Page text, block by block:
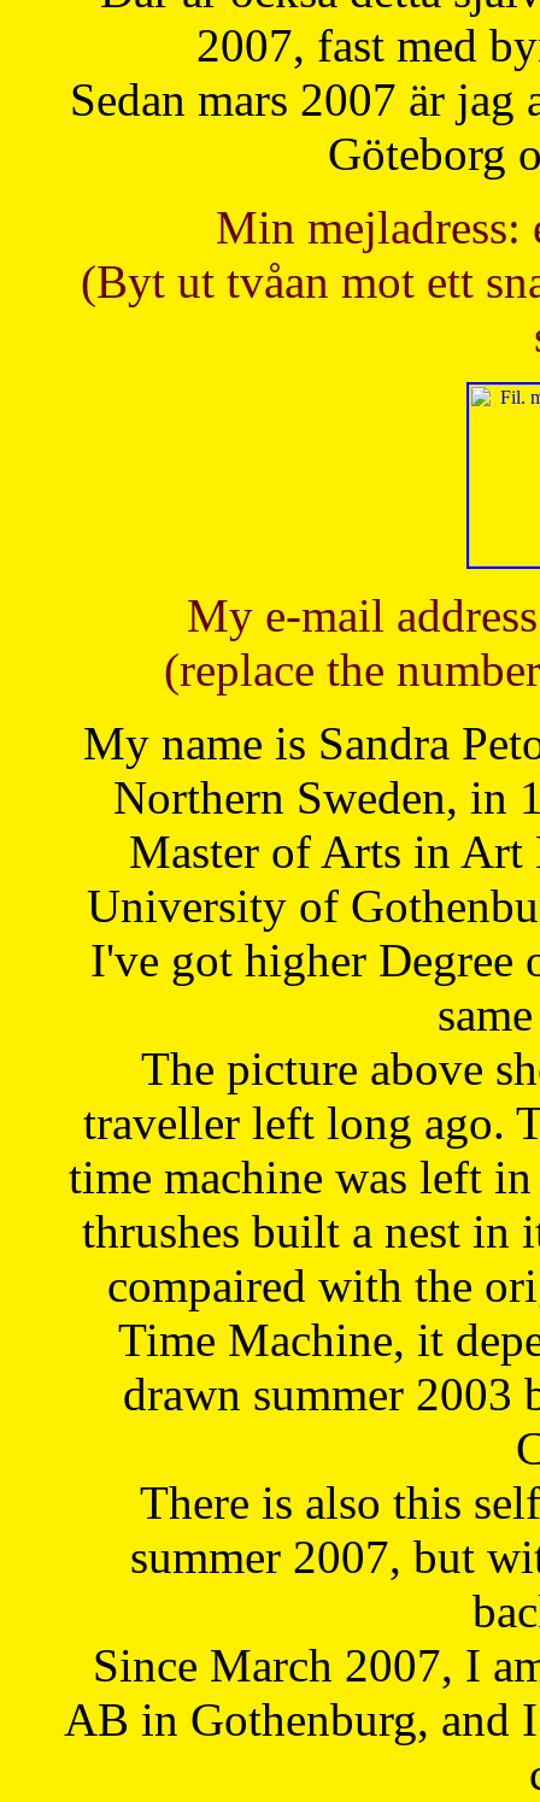
2007, fast med
Sedan mars 2007 är
Göteborg
Min mejladress:
(Byt ut tvåan mot ett
My e-mail
(replace the
My name is Sandra
Northern Sweden, in
Master of Arts in Art
University of
I've got higher Degree
The picture above
traveller left long ago.
time machine was left
thrushes built a nest in
compaired with the
Time Machine, it
drawn summer 2003
There is also this
summer 2007, but
Since March 2007, I
AB in Gothenburg, and